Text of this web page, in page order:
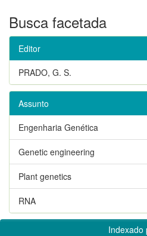
Busca facetada
Editor
PRADO, G. S.
Assunto
Engenharia Genética
Genetic engineering
Plant genetics
RNA
Indexado